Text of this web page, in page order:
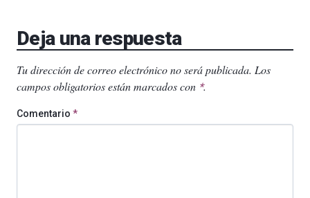
Deja una respuesta
Tu dirección de correo electrónico no será publicada. Los
campos obligatorios están marcados con *.
Comentario *